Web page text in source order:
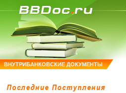
ВНУТРИБАНКОВСКИЕ ДОКУМЕНТЫ